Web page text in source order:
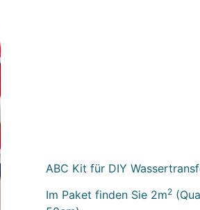
ABC Kit für DIY
Im Paket finden Sie 2m2